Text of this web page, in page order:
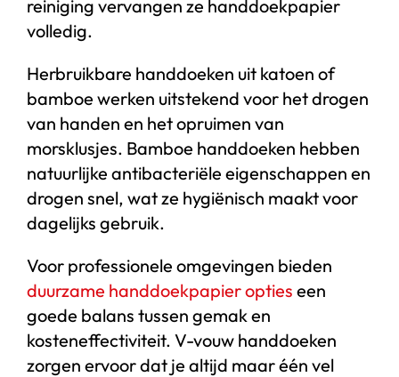
reiniging vervangen ze handdoekpapier
volledig.
Herbruikbare handdoeken uit katoen of
bamboe werken uitstekend voor het drogen
van handen en het opruimen van
morsklusjes. Bamboe handdoeken hebben
natuurlijke antibacteriële eigenschappen en
drogen snel, wat ze hygiënisch maakt voor
dagelijks gebruik.
Voor professionele omgevingen bieden
duurzame handdoekpapier opties een
goede balans tussen gemak en
kosteneffectiviteit. V-vouw handdoeken
zorgen ervoor dat je altijd maar één vel